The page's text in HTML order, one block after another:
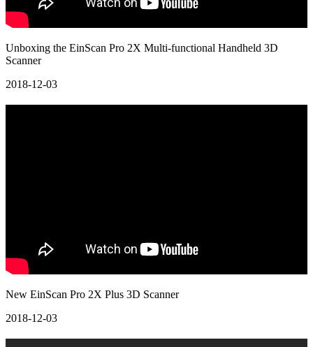
Unboxing the EinScan Pro 2X Multi-functional Handheld 3D
Scanner
2018-12-03
New EinScan Pro 2X Plus 3D Scanner
2018-12-03